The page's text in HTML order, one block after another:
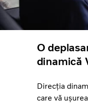
O
dinamică
Direcția
care vă